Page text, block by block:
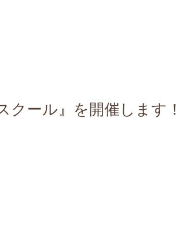
ール』を開催します！